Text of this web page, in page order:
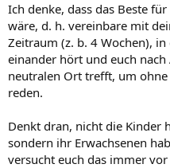
Ich denke, dass das Beste
wäre, d. h. vereinbare mit
Zeitraum (z. b. 4 Wochen),
einander hört und euch
neutralen Ort trefft, um
reden.
Denkt dran, nicht die Kinder
sondern ihr Erwachsenen
versucht euch das immer